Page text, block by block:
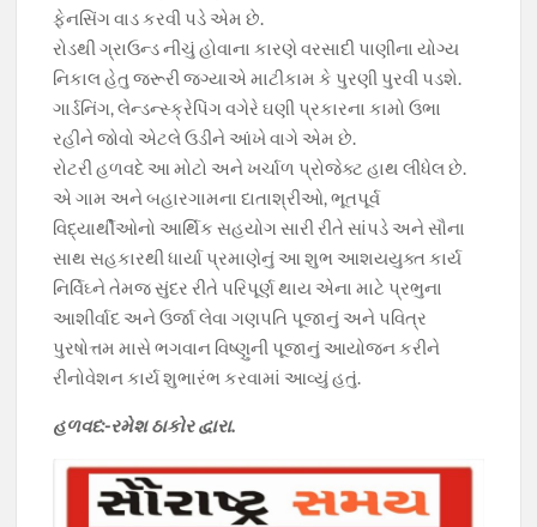
ફેનસિંગ વાડ કરવી પડે એમ છે.
રોડથી ગ્રાઉન્ડ નીચું હોવાના કારણે વરસાદી પાણીના યોગ્ય
નિકાલ હેતુ જરૂરી જગ્યાએ માટીકામ કે પુરણી પુરવી પડશે.
ગાર્ડનિંગ, લેન્ડન્સ્ક્રેપિંગ વગેરે ઘણી પ્રકારના કામો ઉભા
રહીને જોવો એટલે ઉડીને આંખે વાગે એમ છે.
રોટરી હળવદે આ મોટો અને ખર્ચાળ પ્રોજેક્ટ હાથ લીધેલ છે.
એ ગામ અને બહારગામના દાતાશ્રીઓ, ભૂતપૂર્વ
વિદ્યાર્થીઓનો આર્થિક સહયોગ સારી રીતે સાંપડે અને સૌના
સાથ સહકારથી ધાર્યા પ્રમાણેનું આ શુભ આશયયુક્ત કાર્ય
નિર્વિઘ્ને તેમજ સુંદર રીતે પરિપૂર્ણ થાય એના માટે પ્રભુના
આશીર્વાદ અને ઉર્જા લેવા ગણપતિ પૂજાનું અને પવિત્ર
પુરષોત્તમ માસે ભગવાન વિષ્ણુની પૂજાનું આયોજન કરીને
રીનોવેશન કાર્ય શુભારંભ કરવામાં આવ્યું હતું.
હળવદ:-રમેશ ઠાકોર દ્વારા.